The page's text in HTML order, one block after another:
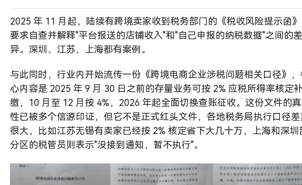
2025 年 11 月起，陆续有跨境卖家收到税务部门的《税收风险提示函》
要求自查并解释"平台报送的店铺收入"和"自己申报的纳税数据"之间的差
异。深圳、江苏、上海都有案例。
与此同时，行业内开始流传一份《跨境电商企业涉税问题相关口径》
心内容是 2025 年 9 月 30 日之前的存量业务可按 2% 应税所得率核定补
缴，10 月至 12 月按 4%，2026 年起全面切换查账征收。这份文件的
性已被多个信源印证，但它不是正式红头文件，各地税务局执行口径
很大，比如江苏无锡有卖家已经按 2% 核定省下大几十万，上海和深圳
分区的税管员则表示"没接到通知，暂不执行"。